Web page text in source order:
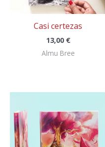
Casi certezas
13,00 €
Almu Bree